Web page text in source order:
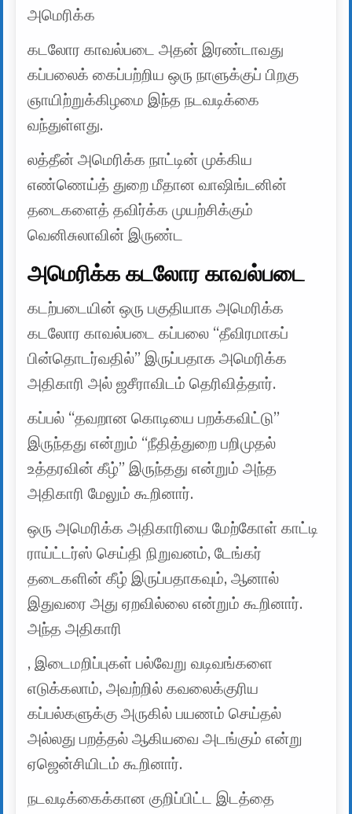
அமெரிக்க
கடலோர காவல்படை அதன் இரண்டாவது
கப்பலைக் கைப்பற்றிய ஒரு நாளுக்குப் பிறகு
ஞாயிற்றுக்கிழமை இந்த நடவடிக்கை
வந்துள்ளது.
லத்தீன் அமெரிக்க நாட்டின் முக்கிய
எண்ணெய்த் துறை மீதான வாஷிங்டனின்
தடைகளைத் தவிர்க்க முயற்சிக்கும்
வெனிசுலாவின் இருண்ட
அமெரிக்க கடலோர காவல்படை
கடற்படையின் ஒரு பகுதியாக அமெரிக்க
கடலோர காவல்படை கப்பலை “தீவிரமாகப்
பின்தொடர்வதில்” இருப்பதாக அமெரிக்க
அதிகாரி அல் ஜசீராவிடம் தெரிவித்தார்.
கப்பல் “தவறான கொடியை பறக்கவிட்டு”
இருந்தது என்றும் “நீதித்துறை பறிமுதல்
உத்தரவின் கீழ்” இருந்தது என்றும் அந்த
அதிகாரி மேலும் கூறினார்.
ஒரு அமெரிக்க அதிகாரியை மேற்கோள் காட்டி
ராய்ட்டர்ஸ் செய்தி நிறுவனம், டேங்கர்
தடைகளின் கீழ் இருப்பதாகவும், ஆனால்
இதுவரை அது ஏறவில்லை என்றும் கூறினார்.
அந்த அதிகாரி
, இடைமறிப்புகள் பல்வேறு வடிவங்களை
எடுக்கலாம், அவற்றில் கவலைக்குரிய
கப்பல்களுக்கு அருகில் பயணம் செய்தல்
அல்லது பறத்தல் ஆகியவை அடங்கும் என்று
ஏஜென்சியிடம் கூறினார்.
நடவடிக்கைக்கான குறிப்பிட்ட இடத்தை